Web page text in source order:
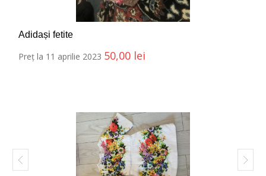
Adidași fetite
Preț la 11 aprilie 2023 50,00 lei